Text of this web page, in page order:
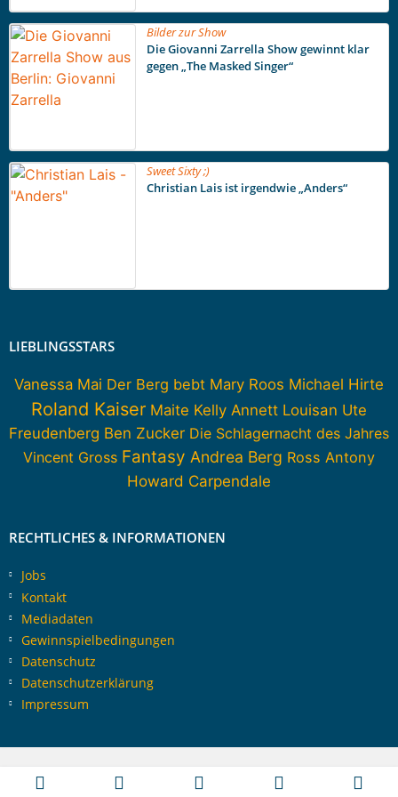
Bilder zur Show
Die Giovanni Zarrella Show gewinnt klar
gegen „The Masked Singer“
Sweet Sixty ;)
Christian Lais ist irgendwie „Anders“
LIEBLINGSSTARS
Vanessa Mai Der Berg bebt Mary Roos Michael Hirte
Roland Kaiser Maite Kelly Annett Louisan Ute
Freudenberg Ben Zucker Die Schlagernacht des Jahres
Vincent Gross Fantasy Andrea Berg Ross Antony
Howard Carpendale
RECHTLICHES & INFORMATIONEN
Jobs
Kontakt
Mediadaten
Gewinnspielbedingungen
Datenschutz
Datenschutzerklärung
Impressum